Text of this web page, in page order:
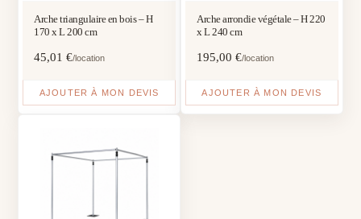
Arche triangulaire en bois – H
170 x L 200 cm
45,01€/location
AJOUTER À MON DEVIS
Arche arrondie végétale – H 220
x L 240 cm
195,00 €/location
AJOUTER À MON DEVIS